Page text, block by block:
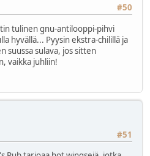
#50
tulinen gnu-antilooppi-pihvi
hyvällä... Pyysin ekstra-chilillä ja
suussa sulava, jos sitten
vaikka juhliin!
#51